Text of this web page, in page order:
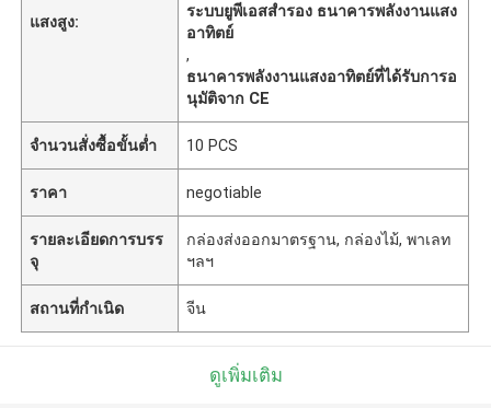
แสงสูง:
ระบบยูพีเอสสํารอง ธนาคารพลังงานแสง
อาทิตย์
,
ธนาคารพลังงานแสงอาทิตย์ที่ได้รับการอ
นุมัติจาก CE
จำนวนสั่งซื้อขั้นต่ำ 10 PCS
ราคา negotiable
รายละเอียดการบรร
จุ
กล่องส่งออกมาตรฐาน, กล่องไม้, พาเลท
ฯลฯ
สถานที่กำเนิด จีน
ดูเพิ่มเติม